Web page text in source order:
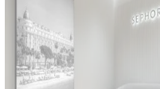
selon les contraintes du
Résultat :
Livré dans les délais, le projet
transformation maîtrisée de
espace boutique complet,